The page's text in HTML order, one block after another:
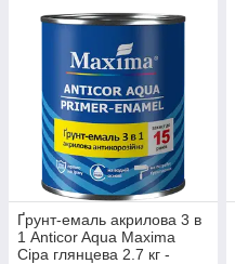
Ґрунт-емаль акрилова 3 в
1 Anticor Aqua Maxima
Сіра глянцева 2.7 кг -